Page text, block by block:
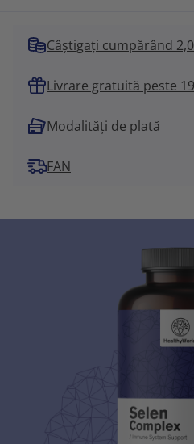
Câștigați cumpărând
Livrare gratuită peste
Modalități de plată
FAN